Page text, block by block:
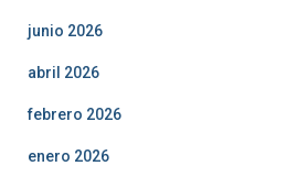
junio 2026
abril 2026
febrero 2026
enero 2026